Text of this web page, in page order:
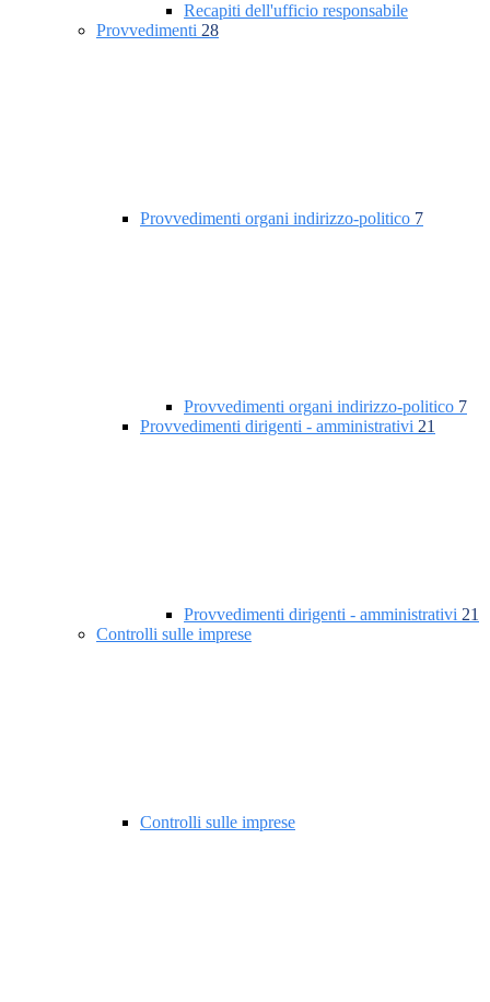
Recapiti dell'ufficio responsabile
Provvedimenti 28
Provvedimenti organi indirizzo-politico 7
Provvedimenti organi indirizzo-politico 7
Provvedimenti dirigenti - amministrativi 21
Provvedimenti dirigenti - amministrativi 21
Controlli sulle imprese
Controlli sulle imprese